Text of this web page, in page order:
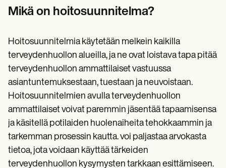
Help Center
Webinars
Switch to Carepatron
Become a Partner
Pricing
Why Carepatron?
Login
Get started
Mikä on hoitosuunnitelma?
Hoitosuunnitelmia käytetään melkein kaikilla
terveydenhuollon alueilla, ja ne ovat loistava tapa pitää
terveydenhuollon ammattilaiset vastuussa
asiantuntemuksestaan, tuestaan ja neuvoistaan.
Hoitosuunnitelmien avulla terveydenhuollon
ammattilaiset voivat paremmin jäsentää tapaamisensa
ja käsitellä potilaiden huolenaiheita tehokkaammin ja
tarkemman prosessin kautta. voi paljastaa arvokasta
tietoa, jota voidaan käyttää tärkeiden
terveydenhuollon kysymysten tarkkaan esittämiseen.